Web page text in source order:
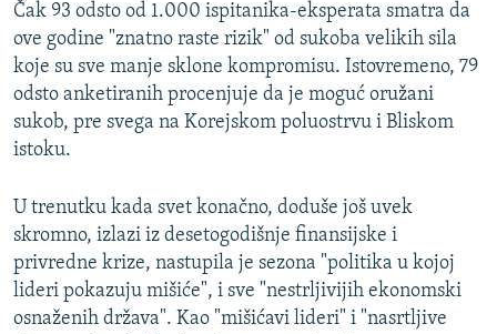
Čak 93 odsto od 1.000 ispitanika-eksperata smatra da
ove godine "znatno raste rizik" od sukoba velikih sila
koje su sve manje sklone kompromisu. Istovremeno, 79
odsto anketiranih procenjuje da je moguć oružani
sukob, pre svega na Korejskom poluostrvu i Bliskom
istoku.
U trenutku kada svet konačno, doduše još uvek
skromno, izlazi iz desetogodišnje finansijske i
privredne krize, nastupila je sezona "politika u kojoj
lideri pokazuju mišiće", i sve "nestrljivijih ekonomski
osnaženih država". Kao "mišićavi lideri" i "nasrtljive